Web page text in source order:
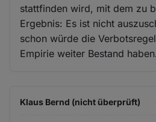
stattfinden wird, mit dem zu
Ergebnis: Es ist nicht
schon würde die
Empirie weiter Bestand haben.
Klaus Bernd (nicht überprüft)